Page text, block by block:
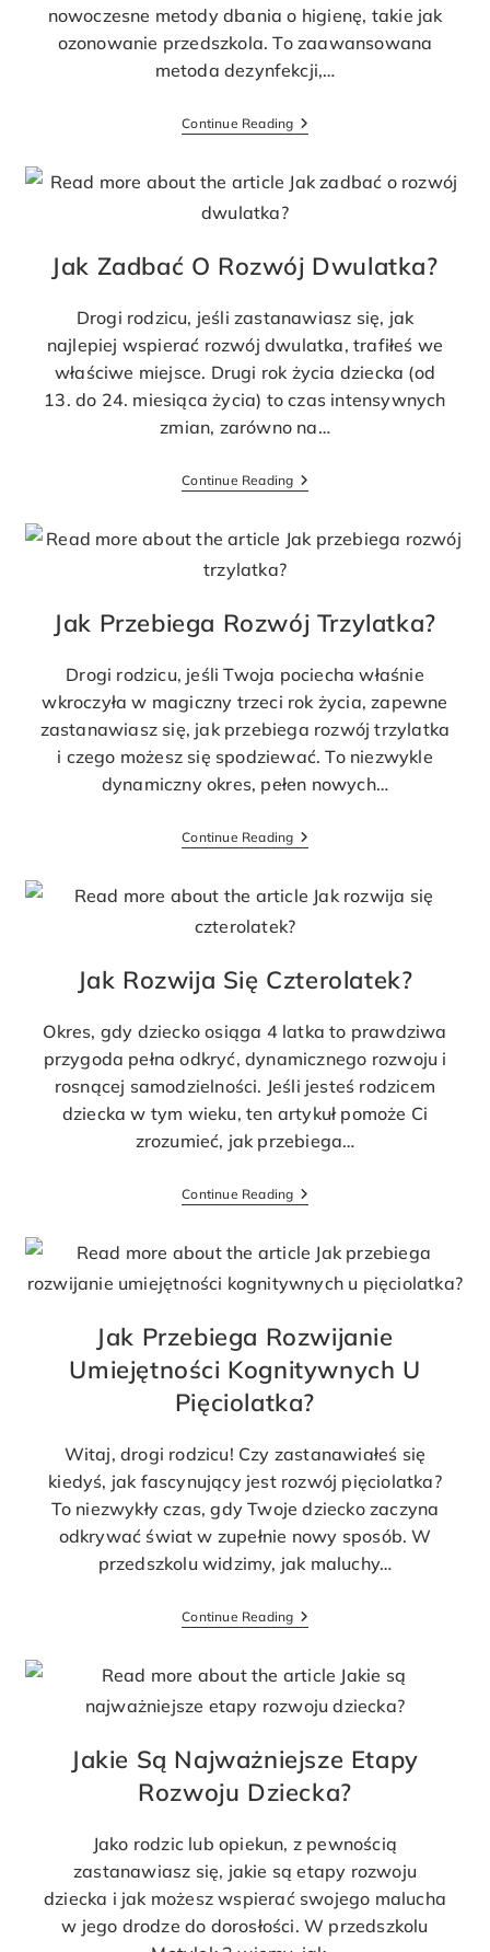
nowoczesne metody dbania o higienę, takie jak
ozonowanie przedszkola. To zaawansowana
metoda dezynfekcji,…
Continue Reading
Jak Zadbać O Rozwój Dwulatka?
Drogi rodzicu, jeśli zastanawiasz się, jak
najlepiej wspierać rozwój dwulatka, trafiłeś we
właściwe miejsce. Drugi rok życia dziecka (od
13. do 24. miesiąca życia) to czas intensywnych
zmian, zarówno na…
Continue Reading
Jak Przebiega Rozwój Trzylatka?
Drogi rodzicu, jeśli Twoja pociecha właśnie
wkroczyła w magiczny trzeci rok życia, zapewne
zastanawiasz się, jak przebiega rozwój trzylatka
i czego możesz się spodziewać. To niezwykle
dynamiczny okres, pełen nowych…
Continue Reading
Jak Rozwija Się Czterolatek?
Okres, gdy dziecko osiąga 4 latka to prawdziwa
przygoda pełna odkryć, dynamicznego rozwoju i
rosnącej samodzielności. Jeśli jesteś rodzicem
dziecka w tym wieku, ten artykuł pomoże Ci
zrozumieć, jak przebiega…
Continue Reading
Jak Przebiega Rozwijanie
Umiejętności Kognitywnych U
Pięciolatka?
Witaj, drogi rodzicu! Czy zastanawiałeś się
kiedyś, jak fascynujący jest rozwój pięciolatka?
To niezwykły czas, gdy Twoje dziecko zaczyna
odkrywać świat w zupełnie nowy sposób. W
przedszkolu widzimy, jak maluchy…
Continue Reading
Jakie Są Najważniejsze Etapy
Rozwoju Dziecka?
Jako rodzic lub opiekun, z pewnością
zastanawiasz się, jakie są etapy rozwoju
dziecka i jak możesz wspierać swojego malucha
w jego drodze do dorosłości. W przedszkolu